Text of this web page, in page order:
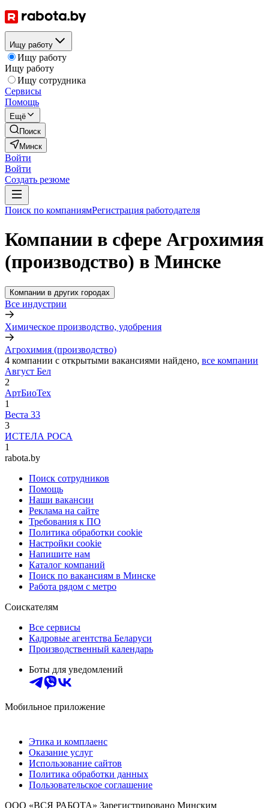
Ищу работу
Ищу работу
Ищу работу
Ищу сотрудника
Сервисы
Помощь
Ещё
Поиск
Минск
Войти
Войти
Создать резюме
Поиск по компаниямРегистрация работодателя
Компании в сфере Агрохимия
(производство) в Минске
Компании в других городах
Все индустрии
Химическое производство, удобрения
Агрохимия (производство)
4 компании с открытыми вакансиями найдено, все компании
Август Бел
2
АртБиоТех
1
Веста 33
3
ИСТЕЛА РОСА
1
rabota.by
Поиск сотрудников
Помощь
Наши вакансии
Реклама на сайте
Требования к ПО
Политика обработки cookie
Настройки cookie
Напишите нам
Каталог компаний
Поиск по вакансиям в Минске
Работа рядом с метро
Соискателям
Все сервисы
Кадровые агентства Беларуси
Производственный календарь
Боты для уведомлений
Мобильное приложение
Этика и комплаенс
Оказание услуг
Использование сайтов
Политика обработки данных
Пользовательское соглашение
ООО «ВСЯ РАБОТА» Зарегистрировано Минским